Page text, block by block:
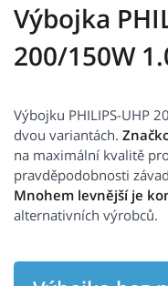
Výbojka
200/150W
Výbojku PHILIPS-UHP
dvou variantách.
na maximální kvalitě
pravděpodobnosti
Mnohem levnější je
alternativních výrobců.